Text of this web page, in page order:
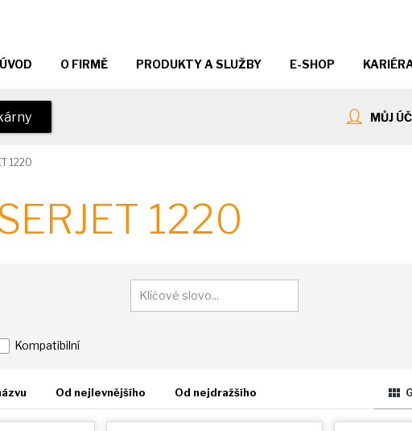
ÚVOD O FIRMĚ PRODUKTY A SLUŽBY E-SHOP
MŮJ
1220
1220
Kompatibilní
Od nejlevnějšího Od nejdražšího